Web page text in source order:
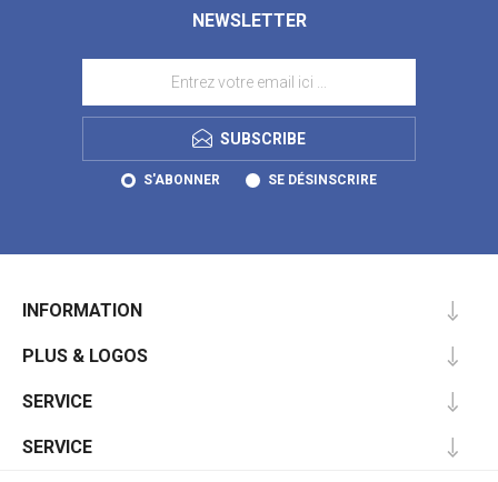
NEWSLETTER
SUBSCRIBE
S'ABONNER SE DÉSINSCRIRE
INFORMATION
PLUS & LOGOS
SERVICE
SERVICE